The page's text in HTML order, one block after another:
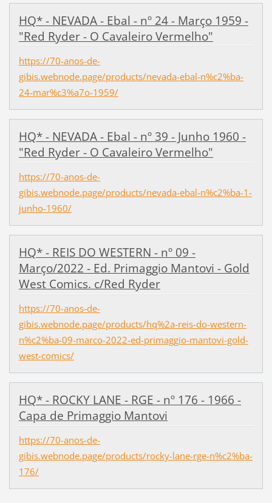
HQ* - NEVADA - Ebal - nº 24 - Março 1959 -
"Red Ryder - O Cavaleiro Vermelho"
https://70-anos-de-
gibis.webnode.page/products/nevada-ebal-n%c2%ba-
24-mar%c3%a7o-1959/
HQ* - NEVADA - Ebal - nº 39 - Junho 1960 -
"Red Ryder - O Cavaleiro Vermelho"
https://70-anos-de-
gibis.webnode.page/products/nevada-ebal-n%c2%ba-1-
junho-1960/
HQ* - REIS DO WESTERN - nº 09 -
Março/2022 - Ed. Primaggio Mantovi - Gold
West Comics. c/Red Ryder
https://70-anos-de-
gibis.webnode.page/products/hq%2a-reis-do-western-
n%c2%ba-09-marco-2022-ed-primaggio-mantovi-gold-
west-comics/
HQ* - ROCKY LANE - RGE - nº 176 - 1966 -
Capa de Primaggio Mantovi
https://70-anos-de-
gibis.webnode.page/products/rocky-lane-rge-n%c2%ba-
176/